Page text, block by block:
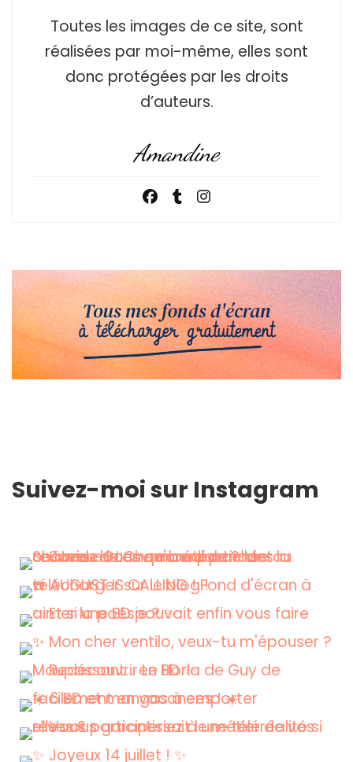
Toutes les images de ce site, sont
réalisées par moi-même, elles sont
donc protégées par les droits
d’auteurs.
Amandine
Suivez-moi sur Instagram